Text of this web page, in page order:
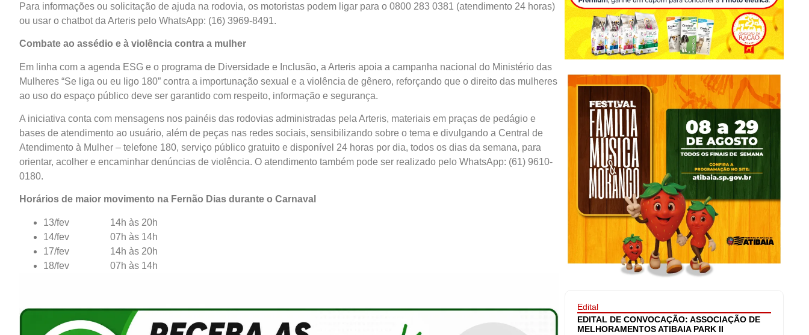
Para informações ou solicitação de ajuda na rodovia, os motoristas podem ligar para o 0800 283 0381 (atendimento 24 horas)
ou usar o chatbot da Arteris pelo WhatsApp: (16) 3969-8491.
Combate ao assédio e à violência contra a mulher
Em linha com a agenda ESG e o programa de Diversidade e Inclusão, a Arteris apoia a campanha nacional do Ministério das
Mulheres “Se liga ou eu ligo 180” contra a importunação sexual e a violência de gênero, reforçando que o direito das mulheres
ao uso do espaço público deve ser garantido com respeito, informação e segurança.
A iniciativa conta com mensagens nos painéis das rodovias administradas pela Arteris, materiais em praças de pedágio e
bases de atendimento ao usuário, além de peças nas redes sociais, sensibilizando sobre o tema e divulgando a Central de
Atendimento à Mulher – telefone 180, serviço público gratuito e disponível 24 horas por dia, todos os dias da semana, para
orientar, acolher e encaminhar denúncias de violência. O atendimento também pode ser realizado pelo WhatsApp: (61) 9610-
0180.
Horários de maior movimento na Fernão Dias durante o Carnaval
13/fev 14h às 20h
14/fev 07h às 14h
17/fev 14h às 20h
18/fev 07h às 14h
Edital
EDITAL DE CONVOCAÇÃO: ASSOCIAÇÃO DE
MELHORAMENTOS ATIBAIA PARK II